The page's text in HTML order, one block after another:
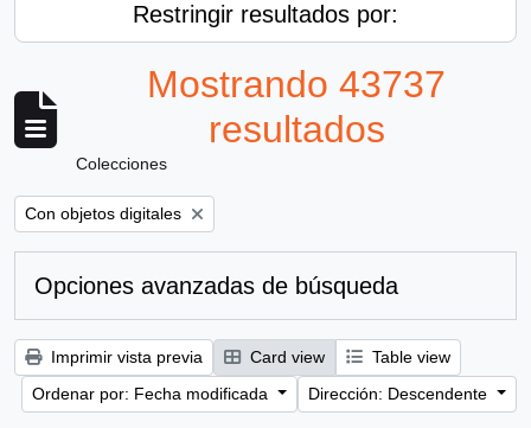
Restringir resultados por:
Mostrando 43737
resultados
Colecciones
Remove filter:
Con objetos digitales
Opciones avanzadas de búsqueda
Imprimir vista previa Card view
Table view
Ordenar por: Fecha modificada
Dirección: Descendente